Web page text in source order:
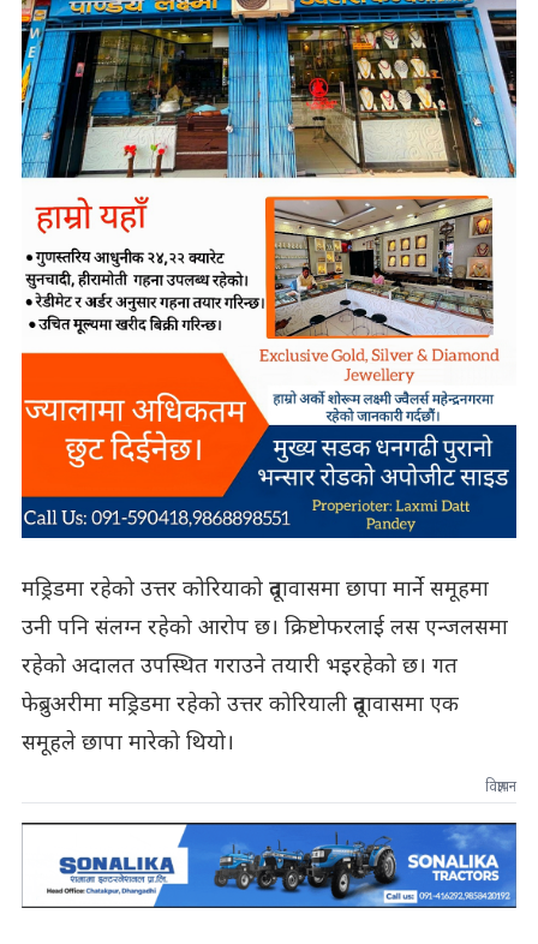
मड्रिडमा रहेको उत्तर कोरियाको दूतावासमा छापा मार्ने समूहमा
उनी पनि संलग्न रहेको आरोप छ। क्रिष्टोफरलाई लस एन्जलसमा
रहेको अदालत उपस्थित गराउने तयारी भइरहेको छ। गत
फेब्रुअरीमा मड्रिडमा रहेको उत्तर कोरियाली दूतावासमा एक
समूहले छापा मारेको थियो।
विज्ञापन